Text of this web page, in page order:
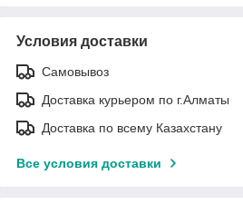
Условия доставки
Самовывоз
Доставка курьером по г.Алматы
Доставка по всему Казахстану
Все условия доставки